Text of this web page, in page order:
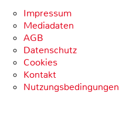
Impressum
Mediadaten
AGB
Datenschutz
Cookies
Kontakt
Nutzungsbedingungen